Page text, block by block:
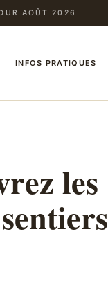
AOÛT 2026
INFOS PRATIQUES
les